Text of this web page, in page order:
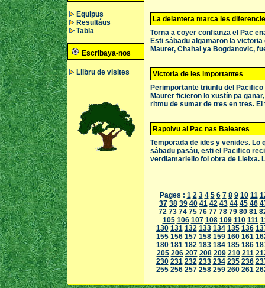
Equipus
Resultáus
Tabla
Escribaya-nos
Llibru de visites
La delantera marca les
Torna a coyer confianza el Pac
Esti sábadu algamaron la
Maurer, Chahal ya Bogdanovic,
Victoria de les importantes
Perimportante triunfu del
Maurer ficieron lo xustín pa
ritmu de sumar de tres en tres.
Rapolvu al Pac nas Baleares
Temporada de ides y venides. Lo
sábadu pasáu, esti el Pacifico
verdiamariello foi obra de Lleixa.
Pages : 1 2 3 4 5 6 7 8 9 10 11
37 38 39 40 41 42 43 44 45 46
72 73 74 75 76 77 78 79 80 81
105 106 107 108 109 110 111
130 131 132 133 134 135 136
155 156 157 158 159 160 161
180 181 182 183 184 185 186
205 206 207 208 209 210 211
230 231 232 233 234 235 236
255 256 257 258 259 260 261